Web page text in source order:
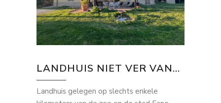
LANDHUIS NIET VER VAN...
Landhuis gelegen op slechts enkele